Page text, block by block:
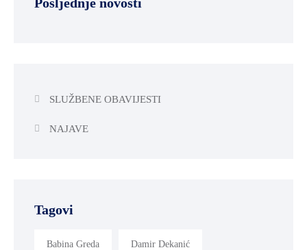
SLUŽBENE OBAVIJESTI
NAJAVE
Tagovi
Babina Greda Damir Dekanić